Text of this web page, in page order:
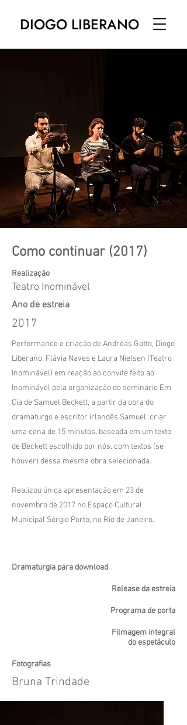
DIOGO LIBERANO
Como continuar (2017)
Realização
Teatro Inominável
Ano de estreia
2017
Performance e criação de Andrêas Gatto, Diogo
Liberano, Flávia Naves e Laura Nielsen (Teatro
Inominável) em reação ao convite feito ao
Inominável pela organização do seminário Em
Cia de Samuel Beckett, a partir da obra do
dramaturgo e escritor irlandês Samuel: criar
uma cena de 15 minutos, baseada em um texto
de Beckett escolhido por nós, com textos (se
houver) dessa mesma obra selecionada.
Realizou única apresentação em 23 de
novembro de 2017 no Espaço Cultural
Municipal Sérgio Porto, no Rio de Janeiro.
Dramaturgia para download
Release da estreia
Programa de porta
Filmagem integral
do espetáculo
Fotografias
Bruna Trindade